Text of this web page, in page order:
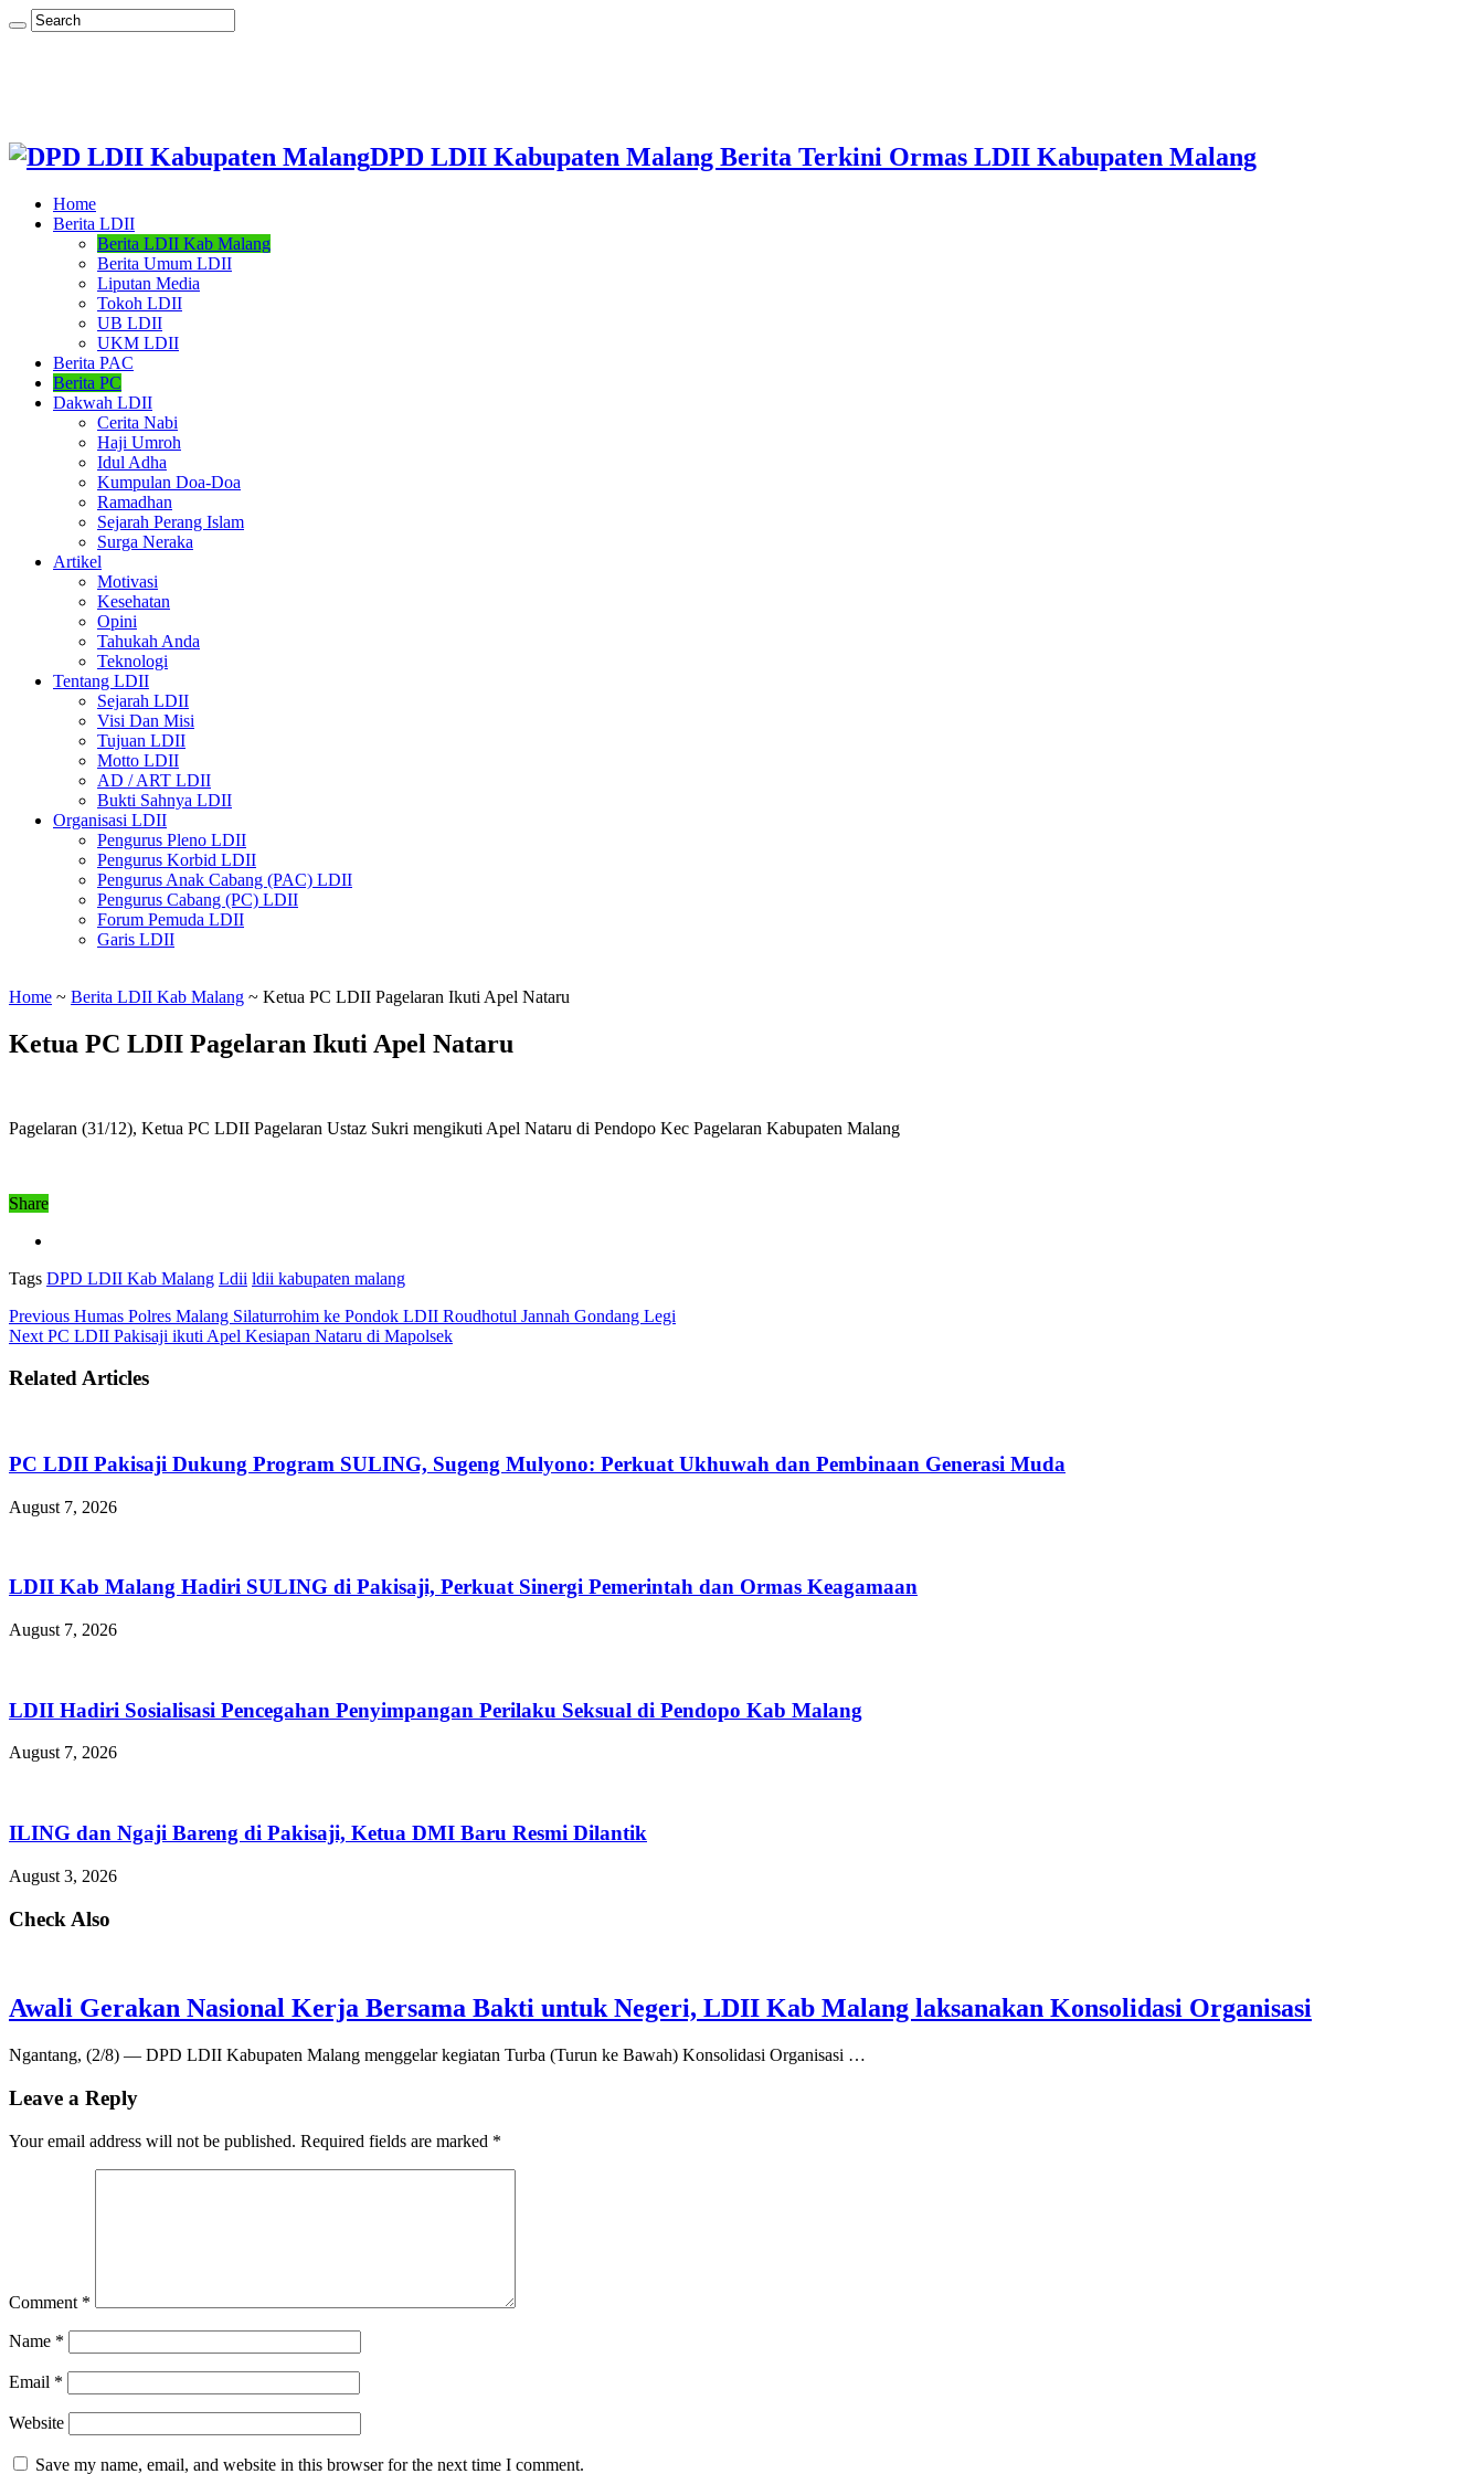
DPD LDII Kabupaten Malang Berita Terkini Ormas LDII Kabupaten Malang
Home
Berita LDII
Berita LDII Kab Malang
Berita Umum LDII
Liputan Media
Tokoh LDII
UB LDII
UKM LDII
Berita PAC
Berita PC
Dakwah LDII
Cerita Nabi
Haji Umroh
Idul Adha
Kumpulan Doa-Doa
Ramadhan
Sejarah Perang Islam
Surga Neraka
Artikel
Motivasi
Kesehatan
Opini
Tahukah Anda
Teknologi
Tentang LDII
Sejarah LDII
Visi Dan Misi
Tujuan LDII
Motto LDII
AD / ART LDII
Bukti Sahnya LDII
Organisasi LDII
Pengurus Pleno LDII
Pengurus Korbid LDII
Pengurus Anak Cabang (PAC) LDII
Pengurus Cabang (PC) LDII
Forum Pemuda LDII
Garis LDII
Home ~ Berita LDII Kab Malang ~ Ketua PC LDII Pagelaran Ikuti Apel Nataru
Ketua PC LDII Pagelaran Ikuti Apel Nataru
Pagelaran (31/12), Ketua PC LDII Pagelaran Ustaz Sukri mengikuti Apel Nataru di Pendopo Kec Pagelaran Kabupaten Malang
Share
Tags DPD LDII Kab Malang Ldii ldii kabupaten malang
Previous Humas Polres Malang Silaturrohim ke Pondok LDII Roudhotul Jannah Gondang Legi
Next PC LDII Pakisaji ikuti Apel Kesiapan Nataru di Mapolsek
Related Articles
PC LDII Pakisaji Dukung Program SULING, Sugeng Mulyono: Perkuat Ukhuwah dan Pembinaan Generasi Muda
August 7, 2026
LDII Kab Malang Hadiri SULING di Pakisaji, Perkuat Sinergi Pemerintah dan Ormas Keagamaan
August 7, 2026
LDII Hadiri Sosialisasi Pencegahan Penyimpangan Perilaku Seksual di Pendopo Kab Malang
August 7, 2026
ILING dan Ngaji Bareng di Pakisaji, Ketua DMI Baru Resmi Dilantik
August 3, 2026
Check Also
Awali Gerakan Nasional Kerja Bersama Bakti untuk Negeri, LDII Kab Malang laksanakan Konsolidasi Organisasi
Ngantang, (2/8) — DPD LDII Kabupaten Malang menggelar kegiatan Turba (Turun ke Bawah) Konsolidasi Organisasi …
Leave a Reply
Your email address will not be published. Required fields are marked *
Comment *
Name *
Email *
Website
Save my name, email, and website in this browser for the next time I comment.